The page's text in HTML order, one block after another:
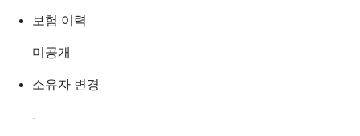
보험 이력
미공개
소유자 변경
-